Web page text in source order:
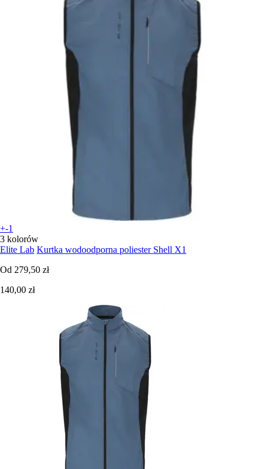
+-1
3 kolorów
Elite Lab Kurtka wodoodporna poliester Shell X1
Od 279,50 zł
140,00 zł